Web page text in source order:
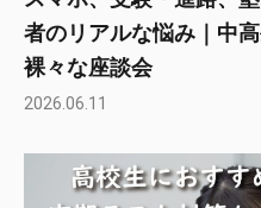
者のリアルな悩み｜中
裸々な座談会
2026.06.11